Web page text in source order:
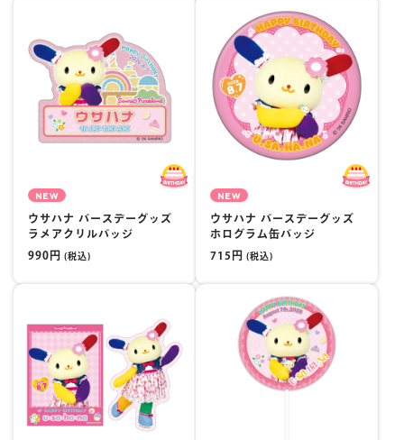
NEW
ウサハナ バースデーグッズ
ラメアクリルバッジ
990円 (税込)
NEW
ウサハナ バースデーグッズ
ホログラム缶バッジ
715円 (税込)